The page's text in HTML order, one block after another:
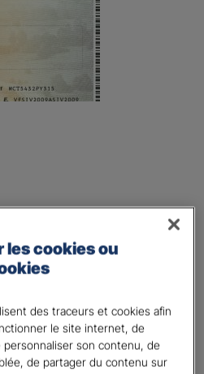
?
?*
les cookies ou
des traceurs et cookies afin
le site internet, de
son contenu, de
de partager du contenu sur